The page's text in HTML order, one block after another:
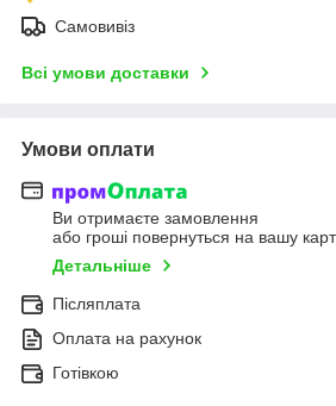
Самовивіз
Всі умови доставки
Умови оплати
Ви отримаєте замовлення
або гроші повернуться на вашу
Детальніше
Післяплата
Оплата на рахунок
Готівкою